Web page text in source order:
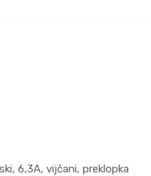
6,3A, vijčani, preklopka